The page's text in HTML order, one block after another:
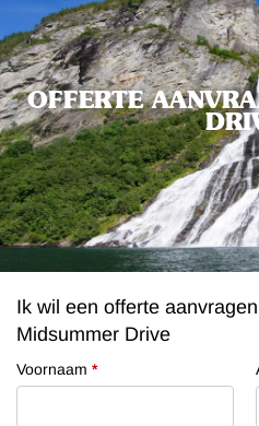
OFFERTE
Ik wil een offerte
Midsummer Drive
Voornaam *